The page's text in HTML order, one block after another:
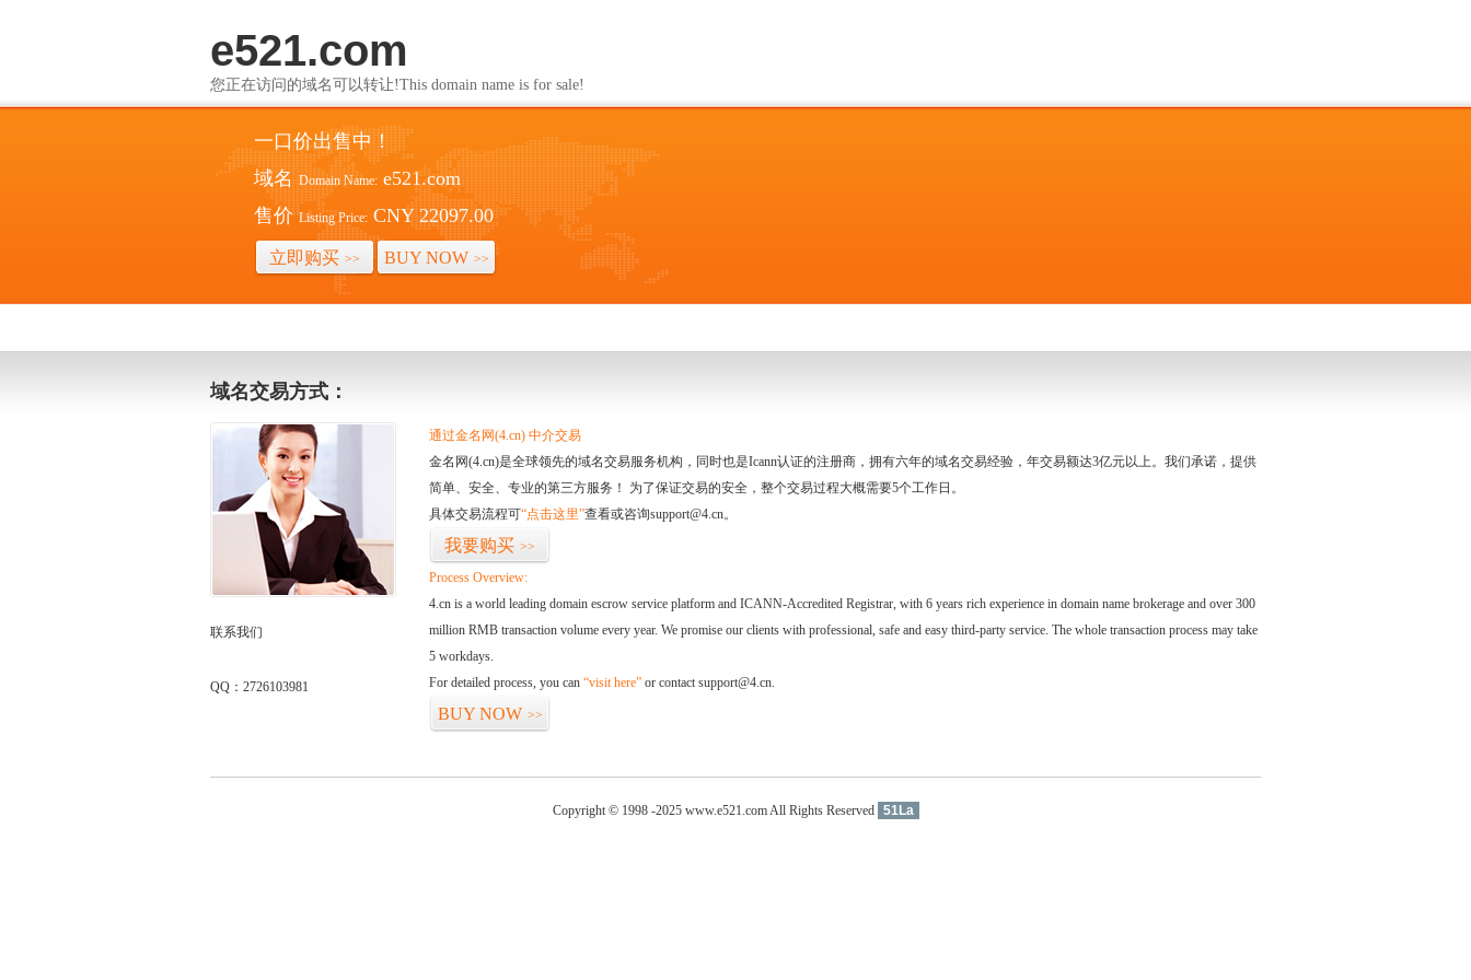
e521.com
您正在访问的域名可以转让!This domain name is for sale!
一口价出售中！
域名 Domain Name: e521.com
售价 Listing Price: CNY 22097.00
立即购买 >> BUY NOW >>
域名交易方式：
联系我们
QQ：2726103981
通过金名网(4.cn) 中介交易
金名网(4.cn)是全球领先的域名交易服务机构，同时也是Icann认证的注册商，拥有六年的域名交易经验，年交易额达3亿元以上。我们承诺，提供
简单、安全、专业的第三方服务！ 为了保证交易的安全，整个交易过程大概需要5个工作日。
具体交易流程可“点击这里”查看或咨询support@4.cn。
我要购买 >>
Process Overview:
4.cn is a world leading domain escrow service platform and ICANN-Accredited Registrar, with 6 years rich experience in domain name brokerage and over 300
million RMB transaction volume every year. We promise our clients with professional, safe and easy third-party service. The whole transaction process may take
5 workdays.
For detailed process, you can “visit here” or contact support@4.cn.
BUY NOW >>
Copyright © 1998 -2025 www.e521.com All Rights Reserved 51La